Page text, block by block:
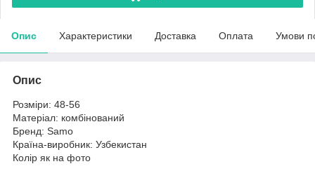
Опис Характеристики Доставка Оплата Умови
Опис
Розміри: 48-56
Матеріал: комбінований
Бренд: Samo
Країна-виробник: Узбекистан
Колір як на фото